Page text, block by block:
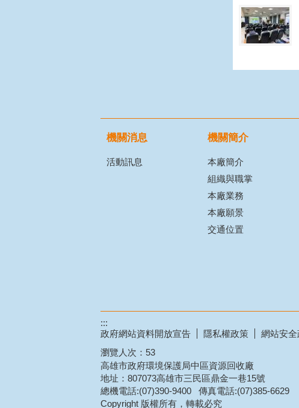
機關消息
活動訊息
機關簡介
本廠簡介
組織與職掌
本廠業務
本廠願景
交通位置
:::
政府網站資料開放宣告
隱私權政策
網站安
瀏覽人次： 53
高雄市政府環境保護局中區資源回收廠
地址：807073高雄市三民區鼎金一巷15號
總機電話:(07)390-9400 傳真電話:(07)385-6629
Copyright 版權所有，轉載必究